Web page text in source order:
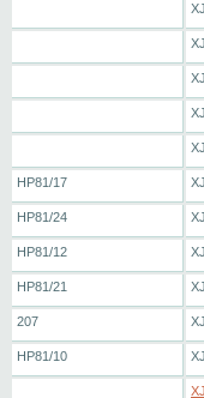
HP81/17
HP81/24
HP81/12
HP81/21
207
HP81/10